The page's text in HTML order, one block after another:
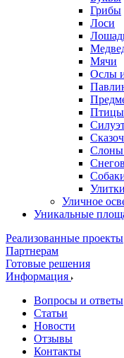
Грибы
Лоси
Мячи
Ослы
Птицы
Слоны
Улитки
Уличное
Уникальные
Реализованные проекты
Партнерам
Готовые решения
Информация
Вопросы и ответы
Статьи
Новости
Отзывы
Контакты